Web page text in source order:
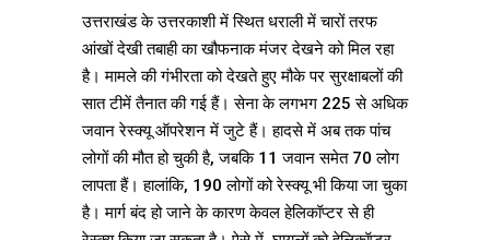
उत्तराखंड के उत्तरकाशी में स्थित धराली में चारों तरफ
आंखों देखी तबाही का खौफनाक मंजर देखने को मिल रहा
है। मामले की गंभीरता को देखते हुए मौके पर सुरक्षाबलों की
सात टीमें तैनात की गई हैं। सेना के लगभग 225 से अधिक
जवान रेस्क्यू ऑपरेशन में जुटे हैं। हादसे में अब तक पांच
लोगों की मौत हो चुकी है, जबकि 11 जवान समेत 70 लोग
लापता हैं। हालांकि, 190 लोगों को रेस्क्यू भी किया जा चुका
है। मार्ग बंद हो जाने के कारण केवल हेलिकॉप्टर से ही